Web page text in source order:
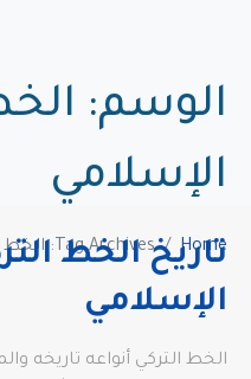
الوسم:
الإسلامي
Home Tag Archives: الخط التركي الإسلامي
تاريخ الخط
الإسلامي
الخط التركي أنواعه تاريخه